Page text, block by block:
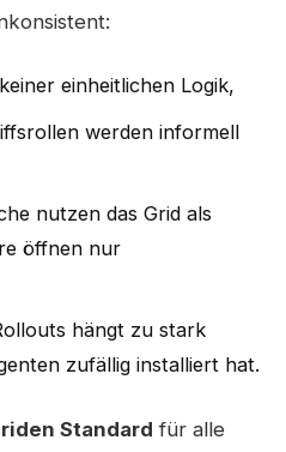
einheitlichen Logik,
werden informell
nutzen das Grid als
öffnen nur
hängt zu stark
zufällig installiert hat.
Standard für alle